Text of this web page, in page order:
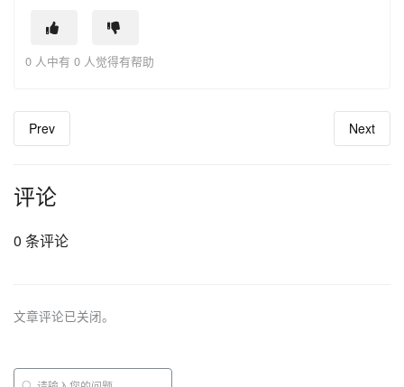
0 人中有 0 人觉得有帮助
Prev Next
评论
0 条评论
文章评论已关闭。